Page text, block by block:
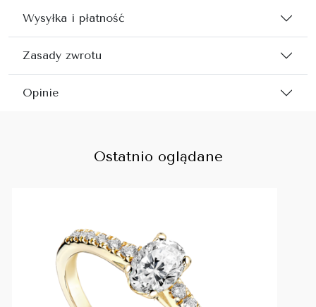
Wysyłka i płatność
Zasady zwrotu
Opinie
Ostatnio oglądane